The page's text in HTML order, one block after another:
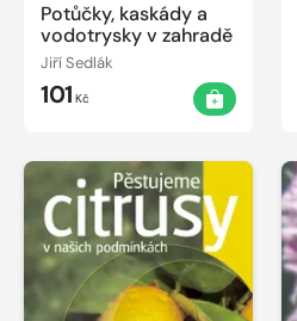
Potůčky, kaskády a
vodotrysky v zahradě
Jiří Sedlák
101 Kč